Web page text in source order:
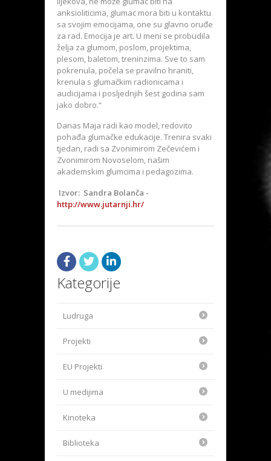
anksioliticima, glumac mora biti u kontaktu
sa svojim emocijama, one su glavno oruđe
za rad. Emocija je art. U meni se probudila
želja za glumom, poslom, projektima,
plesom, baletom, treninzima. Sve to sam
pokrenula, počela se pravilno hraniti,
krenula s glumačkim radionicama i
audicijama i posljednjih šest godina sam
jako dobro.“
Danas Maja radi kao model, redovito
pohađa glumačke edukacije. Trenira svaki
tjedan, radi sa Zvonimirom Zečevićem i
Zvonimirom Novoselom, našim
akademskim glumcima i pedagozima.
Izvor: Sandra Bolanča -
http://www.jutarnji.hr/
Kategorije
Ludruga
Projekti
EU Projekti
U medijima
Kinoteka
Biblioteka